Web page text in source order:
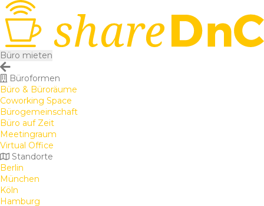
Büro mieten
Büroformen
Büro & Büroräume
Coworking Space
Bürogemeinschaft
Büro auf Zeit
Meetingraum
Virtual Office
Standorte
Berlin
München
Köln
Hamburg